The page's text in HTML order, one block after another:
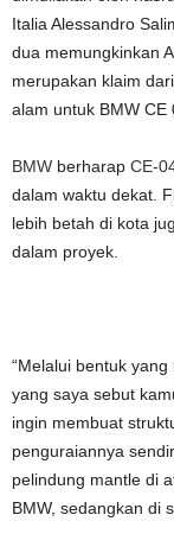
Italia Alessandro
dua memungkinkan
merupakan klaim
alam untuk BMW CE
BMW berharap CE-
dalam waktu dekat.
lebih betah di kota
dalam proyek.
“Melalui bentuk
yang saya sebut
ingin membuat
penguraiannya
pelindung mantle di
BMW, sedangkan di